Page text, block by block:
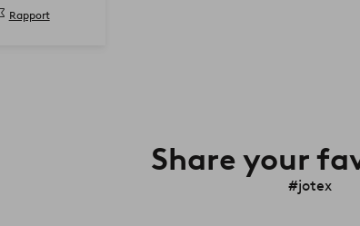
Rapport
Share your
#jotex